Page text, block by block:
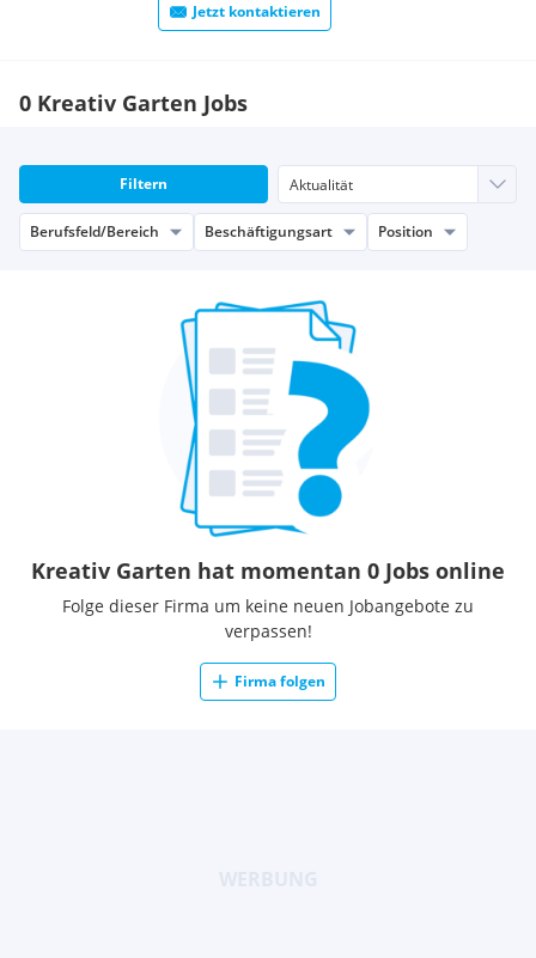
Jetzt kontaktieren
0 Kreativ Garten Jobs
Filtern
Berufsfeld/Bereich Beschäftigungsart Position
Kreativ Garten hat momentan 0 Jobs online
Folge dieser Firma um keine neuen Jobangebote zu
verpassen!
Firma folgen